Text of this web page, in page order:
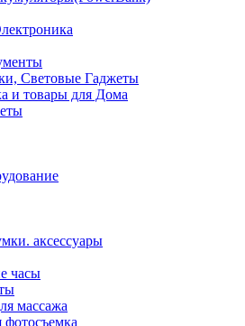
Световые Гаджеты
и товары для Дома
аксессуары
часы
массажа
фотосъемка